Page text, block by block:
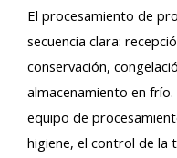
El procesamiento de
secuencia clara:
conservación,
almacenamiento en
equipo de
higiene, el control de la